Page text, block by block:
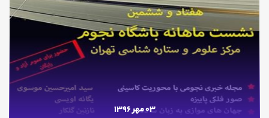
03 مهر 1396